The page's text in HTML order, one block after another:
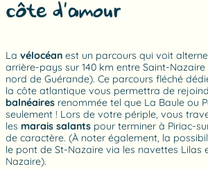
côte d’amour
La vélocéan est un parcours qui voit
arrière-pays sur 140 km entre Saint-
nord de Guérande). Ce parcours fléché
la côte atlantique vous permettra de
balnéaires renommée tel que La Baule ou
seulement ! Lors de votre périple, vous
les marais salants pour terminer à Piriac-
de caractère. (À noter également, la
le pont de St-Nazaire via les navettes Lilas
Nazaire).